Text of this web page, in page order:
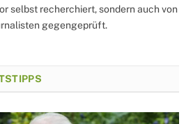
selbst recherchiert, sondern auch von
gegengeprüft.